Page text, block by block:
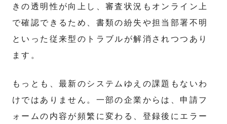
きの透明性が向上し、審査状況もオンライン上
で確認できるため、書類の紛失や担当部署不明
といった従来型のトラブルが解消されつつあり
ます。
もっとも、最新のシステムゆえの課題もないわ
けではありません。一部の企業からは、申請フ
ォームの内容が頻繁に変わる、登録後にエラー